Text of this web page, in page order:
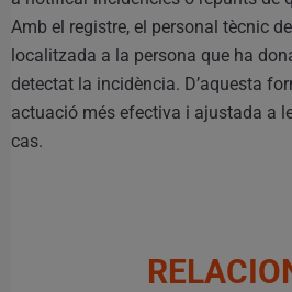
Amb el registre, el personal tècnic
localitzada a la persona que ha
detectat la incidència. D’aquesta
actuació més efectiva i ajustada a
cas.